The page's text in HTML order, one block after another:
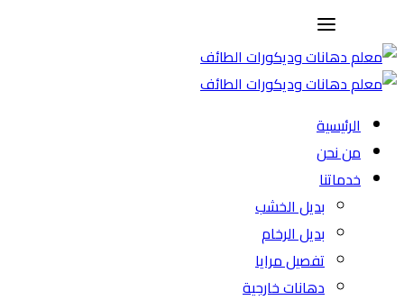
الرئيسية
من نحن
خدماتنا
بديل الخشب
بديل الرخام
تفصيل مرايا
دهانات خارجية